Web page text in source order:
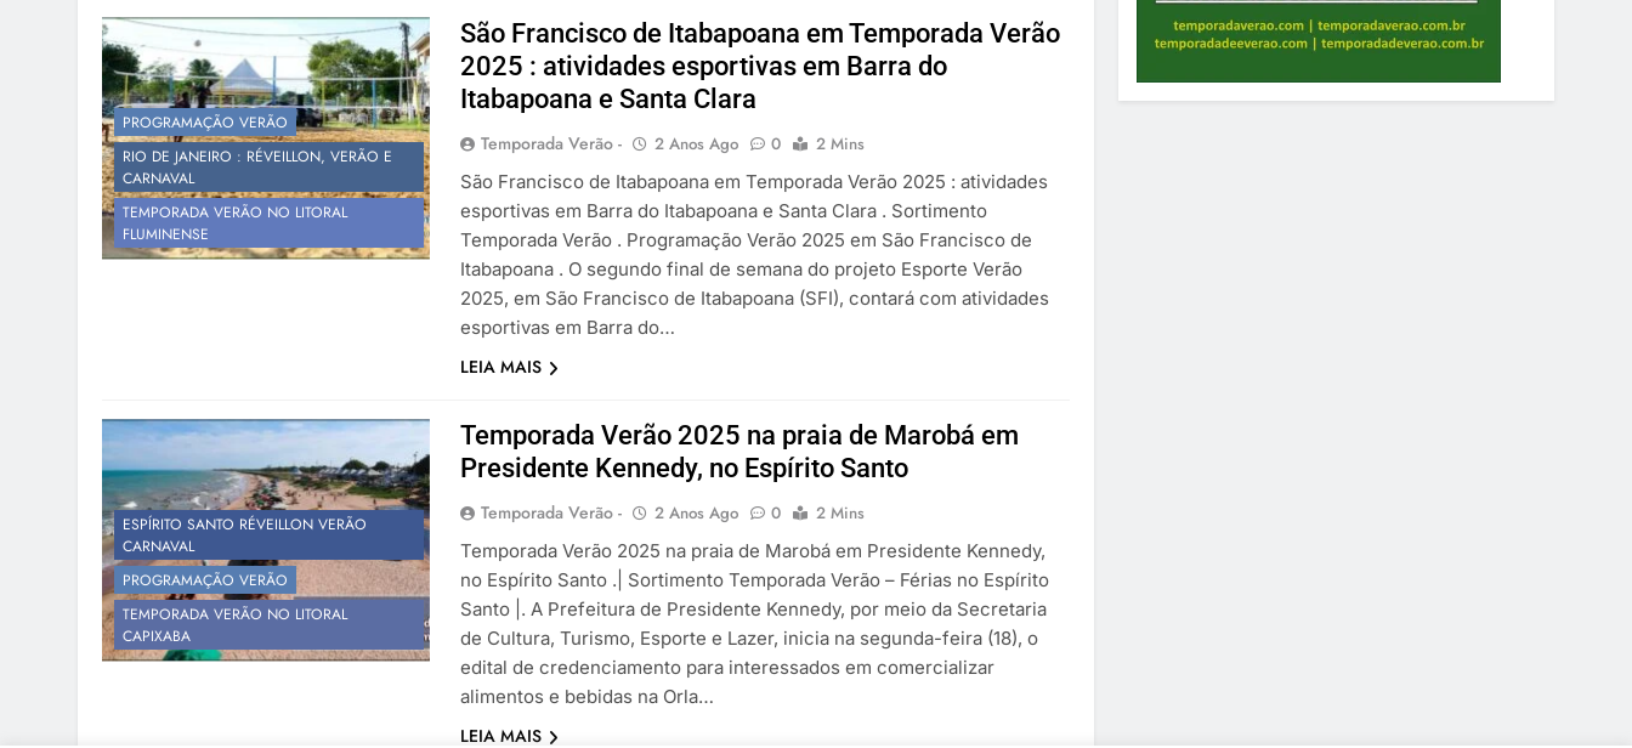
PROGRAMAÇÃO VERÃO
RIO DE JANEIRO : RÉVEILLON, VERÃO E
CARNAVAL
TEMPORADA VERÃO NO LITORAL
FLUMINENSE
São Francisco de Itabapoana em Temporada Verão
2025 : atividades esportivas em Barra do
Itabapoana e Santa Clara
Temporada Verão - 2 Anos Ago 0
2 Mins
São Francisco de Itabapoana em Temporada Verão 2025 : atividades
esportivas em Barra do Itabapoana e Santa Clara . Sortimento
Temporada Verão . Programação Verão 2025 em São Francisco de
Itabapoana . O segundo final de semana do projeto Esporte Verão
2025, em São Francisco de Itabapoana (SFI), contará com atividades
esportivas em Barra do…
LEIA MAIS
ESPÍRITO SANTO RÉVEILLON VERÃO
CARNAVAL
PROGRAMAÇÃO VERÃO
TEMPORADA VERÃO NO LITORAL
CAPIXABA
Temporada Verão 2025 na praia de Marobá em
Presidente Kennedy, no Espírito Santo
Temporada Verão - 2 Anos Ago 0
2 Mins
Temporada Verão 2025 na praia de Marobá em Presidente Kennedy,
no Espírito Santo .| Sortimento Temporada Verão – Férias no Espírito
Santo |. A Prefeitura de Presidente Kennedy, por meio da Secretaria
de Cultura, Turismo, Esporte e Lazer, inicia na segunda-feira (18), o
edital de credenciamento para interessados em comercializar
alimentos e bebidas na Orla…
LEIA MAIS